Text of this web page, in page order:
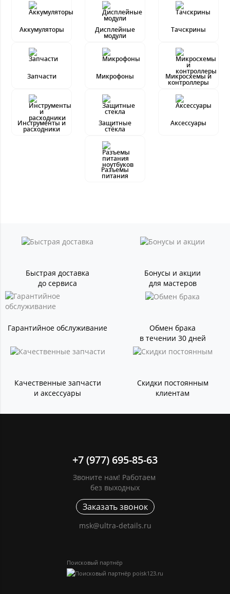
Аккумуляторы Дисплейные
модули
Тачскрины
Запчасти Микрофоны Микросхемы и
контроллеры
Инструменты и
расходники
Защитные
стёкла
Аксессуары
Разъемы
питания
Быстрая доставка
до сервиса
Бонусы и акции
для мастеров
Гарантийное обслуживание
Обмен брака
в течении 30 дней
Качественные запчасти
и аксессуары
Скидки постоянным
клиентам
+7 (977) 695-85-63
Звоните нам! Работаем
без выходных
Заказать звонок
msk@ultra-details.ru
Поисковый партнёр